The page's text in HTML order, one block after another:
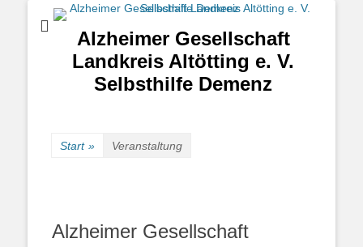
Alzheimer Gesellschaft
Landkreis Altötting e. V.
Selbsthilfe Demenz
Start » Veranstaltung
Alzheimer Gesellschaft